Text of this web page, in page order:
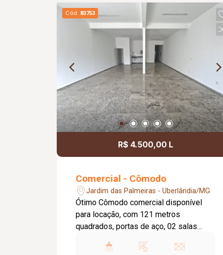
Cód. 83753
R$ 4.500,00 L
Comercial - Cômodo
Jardim das Palmeiras - Uberlândia/MG
Ótimo Cômodo comercial disponível
para locação, com 121 metros
quadrados, portas de aço, 02 salas